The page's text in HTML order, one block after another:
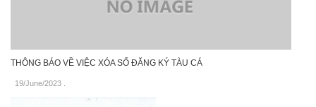
THÔNG BÁO VỀ VIỆC XÓA SỐ ĐĂNG KÝ TÀU CÁ
19/June/2023